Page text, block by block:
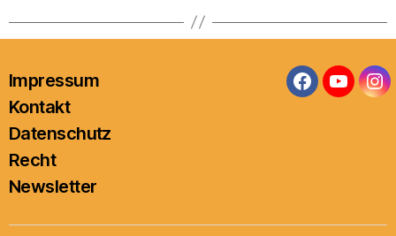
Impressum
Kontakt
Datenschutz
Recht
Newsletter
Facebook